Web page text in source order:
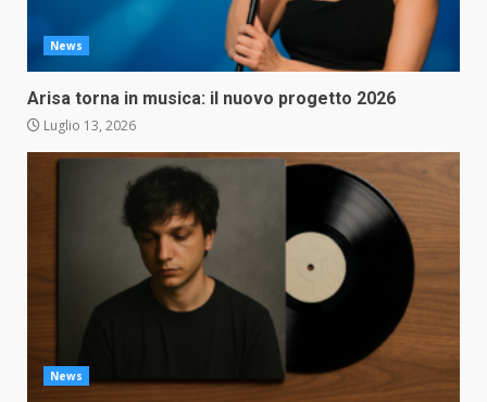
News
Arisa torna in musica: il nuovo progetto 2026
Luglio 13, 2026
News